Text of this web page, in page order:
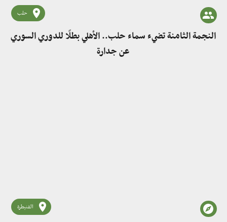
حلب
النجمة الثامنة تضيء سماء حلب.. الأهلي بطلًا للدوري السوري
عن جدارة
القنيطرة